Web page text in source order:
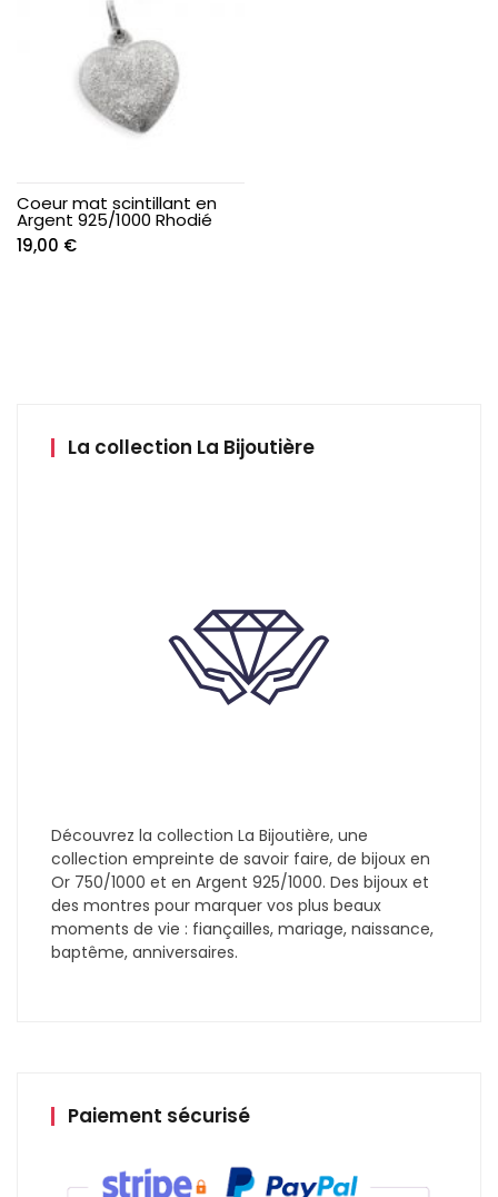
14,00 €.
Coeur mat scintillant en
Argent 925/1000 Rhodié
19,00 €
La collection La Bijoutière
Découvrez la collection La Bijoutière, une
collection empreinte de savoir faire, de bijoux en
Or 750/1000 et en Argent 925/1000. Des bijoux et
des montres pour marquer vos plus beaux
moments de vie : fiançailles, mariage, naissance,
baptême, anniversaires.
Paiement sécurisé